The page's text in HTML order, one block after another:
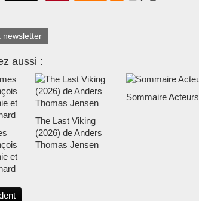
newsletter
aussi :
et
The Last Viking
(2026) de Anders
Thomas Jensen
Sommaire Acteurs